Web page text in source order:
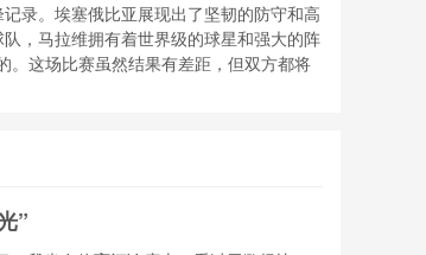
录。埃塞俄比亚展现出了坚韧的防守和高
，马拉维拥有着世界级的球星和强大的阵
。这场比赛虽然结果有差距，但双方都将
”